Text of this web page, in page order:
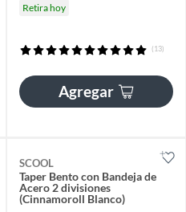
Retira hoy
(13)
Agregar
SCOOL
Taper Bento con Bandeja de
Acero 2 divisiones
(Cinnamoroll Blanco)